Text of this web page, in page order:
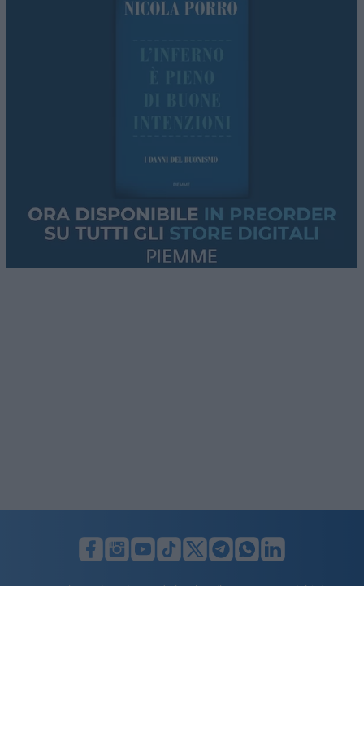
LUNIFIN S.r.l. a socio unico. Sede legale Milano, Largo F. Richini, 2/A,